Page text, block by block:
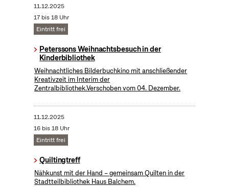
11.12.2025
17 bis 18 Uhr
Eintritt frei
Peterssons Weihnachtsbesuch in der
Kinderbibliothek
Weihnachtliches Bilderbuchkino mit anschließender
Kreativzeit im Interim der
Zentralbibliothek.Verschoben vom 04. Dezember.
11.12.2025
16 bis 18 Uhr
Eintritt frei
Quiltingtreff
Nähkunst mit der Hand – gemeinsam Quilten in der
Stadtteilbibliothek Haus Balchem.